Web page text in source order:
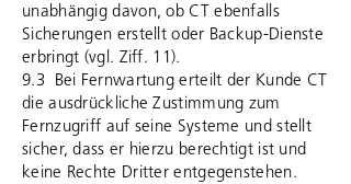
unabhängig davon, ob CT ebenfalls
Sicherungen erstellt oder Backup-Dienste
erbringt (vgl. Ziff. 11).
9.3 Bei Fernwartung erteilt der Kunde CT
die ausdrückliche Zustimmung zum
Fernzugriff auf seine Systeme und stellt
sicher, dass er hierzu berechtigt ist und
keine Rechte Dritter entgegenstehen.